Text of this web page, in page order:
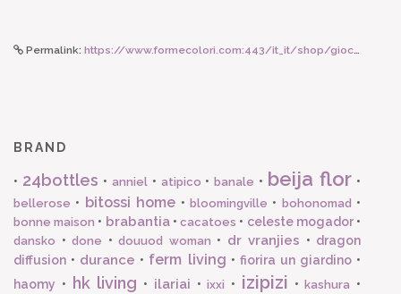
Permalink: https://www.formecolori.com:443/it_it/shop/giochi_e_peluche_maileg/topini/maileg_topina_da_spiaggia_surfista/5676
BRAND
• 24bottles • anniel• atipico •banale • beija flor •
bellerose • bitossi home • bloomingville • bohonomad •
bonne maison • brabantia•cacatoes • celeste mogador•
dansko • done • douuod woman • dr vranjies • dragon
diffusion • durance • ferm living • fiorira un giardino•
haomy • hk living • ilariai •ixxi • izipizi •kashura •